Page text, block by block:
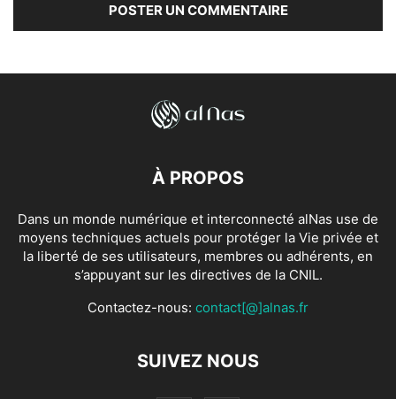
À PROPOS
Dans un monde numérique et interconnecté alNas use de
moyens techniques actuels pour protéger la Vie privée et
la liberté de ses utilisateurs, membres ou adhérents, en
s’appuyant sur les directives de la CNIL.
Contactez-nous: contact[@]alnas.fr
SUIVEZ NOUS